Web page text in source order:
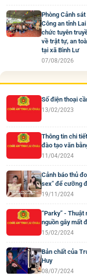
Phòng Cảnh sát
Công an tỉnh
chức tuyên
về trật tự, an
tại xã Bình Lư
07/08/2026
Số điện thoại
13/02/2023
Thông tin chi
đào tạo văn
11/04/2024
Cảnh báo thủ
sex" để cưỡng
19/11/2024
“Parky” - Thuật
nguồn gây mất
15/02/2024
Bản chất của
Huy
08/07/2024